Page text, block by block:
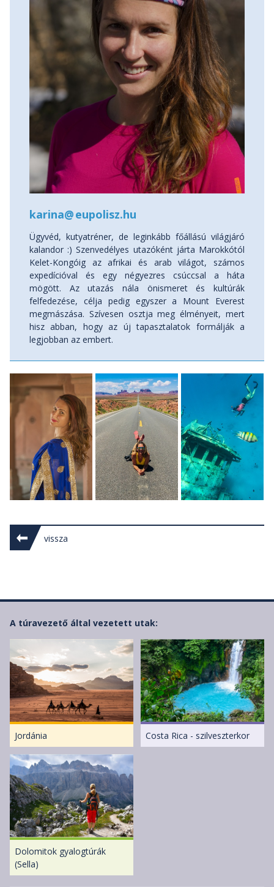
karina@eupolisz.hu
Ügyvéd, kutyatréner, de leginkább főállású világjáró
kalandor :) Szenvedélyes utazóként járta Marokkótól
Kelet-Kongóig az afrikai és arab világot, számos
expedícióval és egy négyezres csúccsal a háta
mögött. Az utazás nála önismeret és kultúrák
felfedezése, célja pedig egyszer a Mount Everest
megmászása. Szívesen osztja meg élményeit, mert
hisz abban, hogy az új tapasztalatok formálják a
legjobban az embert.
vissza
A túravezető által vezetett utak:
Jordánia Costa Rica - szilveszterkor
Dolomitok gyalogtúrák
(Sella)